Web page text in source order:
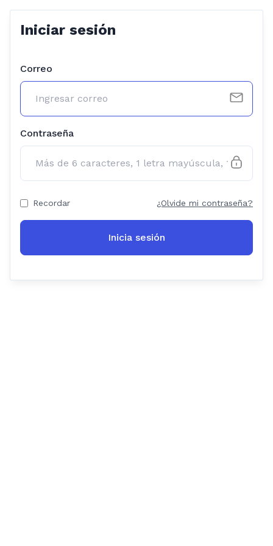
Iniciar sesión
Correo
Contraseña
Recordar ¿Olvide mi contraseña?